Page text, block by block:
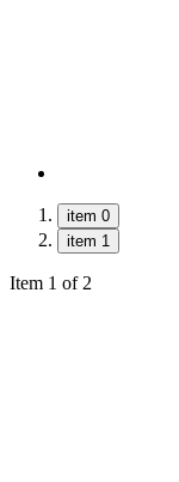
item 0
item 1
Item 1 of 2